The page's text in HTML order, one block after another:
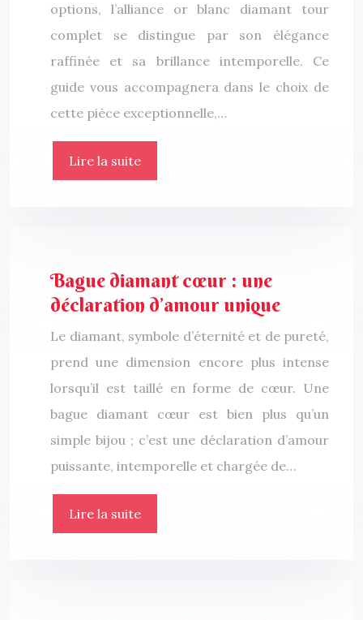
options, l’alliance or blanc diamant tour
complet se distingue par son élégance
raffinée et sa brillance intemporelle. Ce
guide vous accompagnera dans le choix de
cette pièce exceptionnelle,…
Lire la suite
Bague diamant cœur : une
déclaration d’amour unique
Le diamant, symbole d’éternité et de pureté,
prend une dimension encore plus intense
lorsqu’il est taillé en forme de cœur. Une
bague diamant cœur est bien plus qu’un
simple bijou ; c’est une déclaration d’amour
puissante, intemporelle et chargée de…
Lire la suite